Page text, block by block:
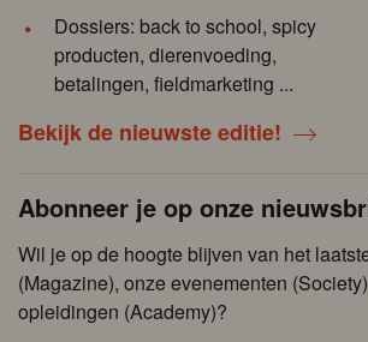
Dossiers: back to school, spicy
producten, dierenvoeding,
betalingen, fieldmarketing ...
Bekijk de nieuwste editie!
Abonneer je op onze
Wil je op de hoogte blijven van het
(Magazine), onze evenementen
opleidingen (Academy)?